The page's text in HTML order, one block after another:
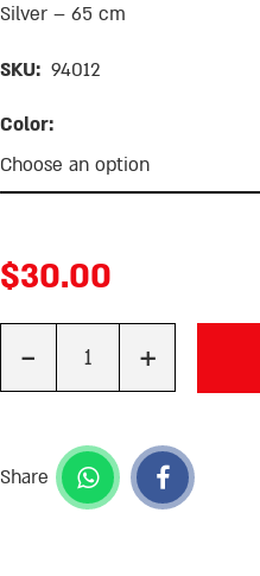
Silver – 65 cm
SKU: 94012
Color:
$30.00
Quantity+
-
Share